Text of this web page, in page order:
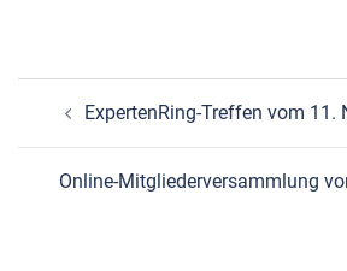
Beitragsnavigation
ExpertenRing-Treffen vom 11.
Online-Mitgliederversammlung